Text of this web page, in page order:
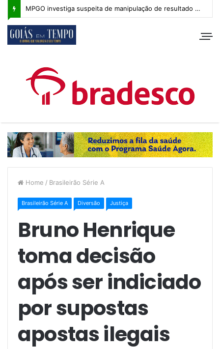
MPGO investiga suspeita de manipulação de resultado na Copa Goiás Sub-20
Home / Brasileirão Série A
Brasileirão Série A Diversão Justiça
Bruno Henrique
toma decisão
após ser indiciado
por supostas
apostas ilegais